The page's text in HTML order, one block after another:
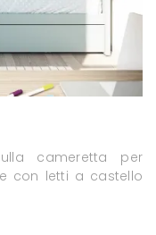
cameretta per
con letti a castello